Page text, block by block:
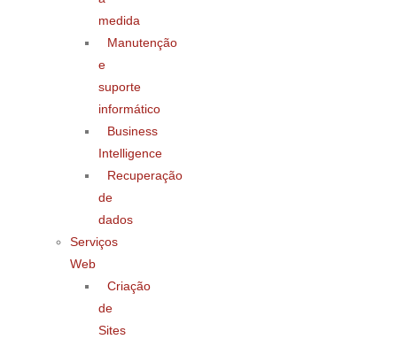
medida
Manutenção
e
suporte
informático
Business
Intelligence
Recuperação
de
dados
Serviços
Web
Criação
de
Sites